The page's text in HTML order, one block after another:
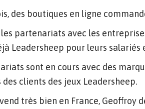
des boutiques en ligne
partenariats avec les
Leadersheep pour leurs salariés
sont en cours avec des
des clients des jeux Leadersheep.
très bien en France, Geoffroy